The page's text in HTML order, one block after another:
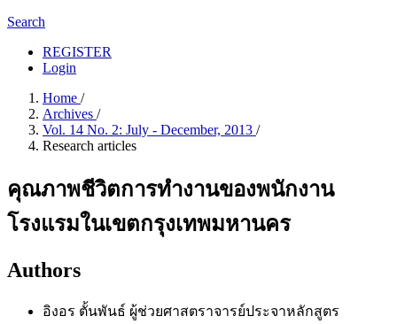
Search
REGISTER
Login
Home /
Archives /
Vol. 14 No. 2: July - December, 2013 /
Research articles
คุณภาพชีวิตการทำงานของพนักงาน
โรงแรมในเขตกรุงเทพมหานคร
Authors
อิงอร ตั้นพันธ์ ผู้ช่วยศาสตราจารย์ประจาหลักสูตร